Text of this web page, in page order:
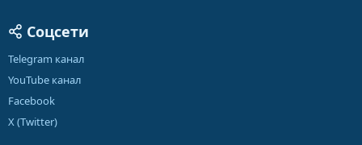
Соцсети
Telegram канал
YouTube канал
Facebook
X (Twitter)